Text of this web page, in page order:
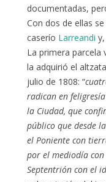
documentadas,
Con dos de ellas
caserío Larreandi
La primera parcela
la adquirió el
julio de 1808: “
radican en
la Ciudad, que
público que desde
el Poniente con
por el mediodía
Septentrión con el